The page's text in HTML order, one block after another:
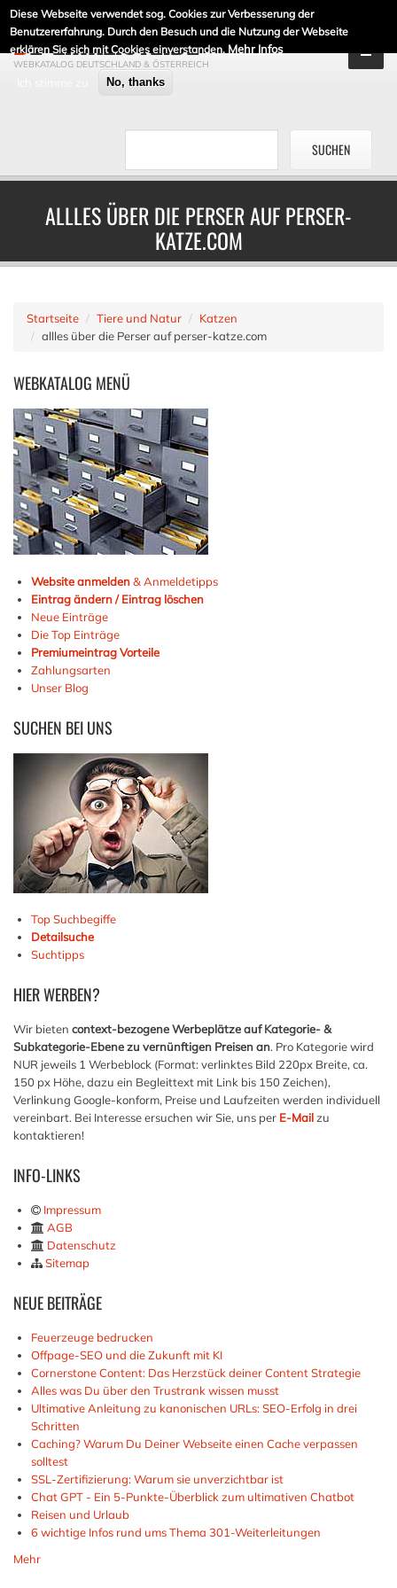
Diese Webseite verwendet sog. Cookies zur Verbesserung der
Benutzererfahrung. Durch den Besuch und die Nutzung der Webseite
erklären Sie sich mit Cookies einverstanden. Mehr Infos
No, thanks
DE-LINKLISTE.DE
WEBKATALOG DEUTSCHLAND & ÖSTERREICH
ALLLES ÜBER DIE PERSER AUF PERSER-
KATZE.COM
Startseite Tiere und Natur
Katzen
allles über die Perser auf perser-katze.com
WEBKATALOG MENÜ
Website anmelden& Anmeldetipps
Eintrag ändern / Eintrag löschen
Neue Einträge
Die Top Einträge
Premiumeintrag Vorteile
Zahlungsarten
Unser Blog
SUCHEN BEI UNS
Top Suchbegiffe
Detailsuche
Suchtipps
HIERWERBEN?
Wir bieten context-bezogene Werbeplätze auf Kategorie- &
Subkategorie-Ebene zu vernünftigen Preisen an. Pro Kategorie wird
NUR jeweils 1 Werbeblock (Format: verlinktes Bild 220px Breite, ca.
150 px Höhe, dazu ein Begleittext mit Link bis 150 Zeichen),
Verlinkung Google-konform, Preise und Laufzeiten werden individuell
vereinbart. Bei Interesse ersuchen wir Sie, uns per E-Mailzu
kontaktieren!
INFO-LINKS
Impressum
AGB
Datenschutz
Sitemap
NEUEBEITRÄGE
Feuerzeuge bedrucken
Offpage-SEO und die Zukunft mit KI
Cornerstone Content: Das Herzstück deiner Content Strategie
Alles was Du über den Trustrank wissen musst
Ultimative Anleitung zu kanonischen URLs: SEO-Erfolg in drei
Schritten
Caching? Warum Du Deiner Webseite einen Cache verpassen
solltest
SSL-Zertifizierung: Warum sie unverzichtbar ist
Chat GPT - Ein 5-Punkte-Überblick zum ultimativen Chatbot
Reisen und Urlaub
6 wichtige Infos rund ums Thema 301-Weiterleitungen
Mehr